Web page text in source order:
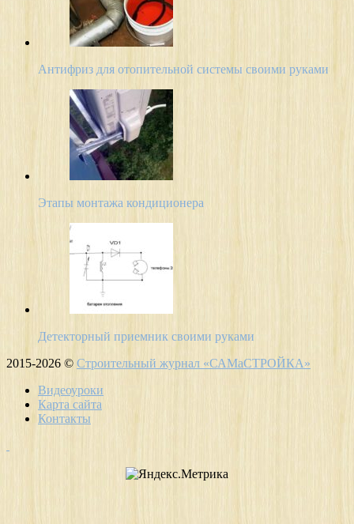
Антифриз для отопительной системы своими руками
Этапы монтажа кондиционера
Детекторный приемник своими руками
2015-2026 © Строительный журнал «САМаСТРОЙКА»
Видеоуроки
Карта сайта
Контакты